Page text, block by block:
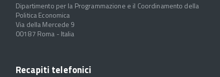
Dipartimento per la Programmazione e il Coordinamento della
Politica Economica
Via della Mercede 9
00187 Roma - Italia
Recapiti telefonici